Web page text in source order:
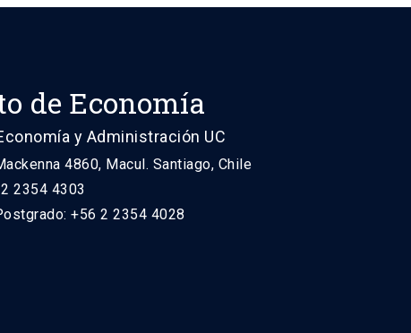
de Economía
y Administración UC
4860, Macul. Santiago, Chile
2354 4303
+56 2 2354 4028